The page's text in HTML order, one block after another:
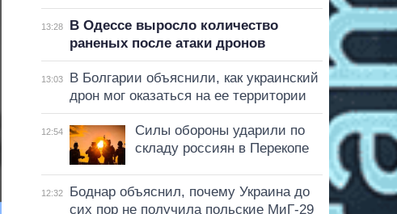
13:28
В Одессе выросло количество
раненых после атаки дронов
13:03
В Болгарии объяснили, как украинский
дрон мог оказаться на ее территории
12:54
Силы обороны ударили по
складу россиян в Перекопе
12:32
Боднар объяснил, почему Украина до
сих пор не получила польские МиГ-29